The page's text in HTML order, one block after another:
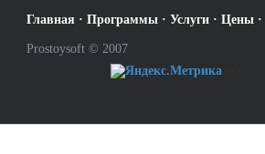
Главная · Программы · Услуги · Цены ·
Prostoysoft © 2007